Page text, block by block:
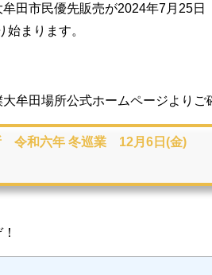
田市民優先販売が2024年7月25日
まります。
牟田場所公式ホームページよりご
令和六年 冬巡業 12月6日(金)